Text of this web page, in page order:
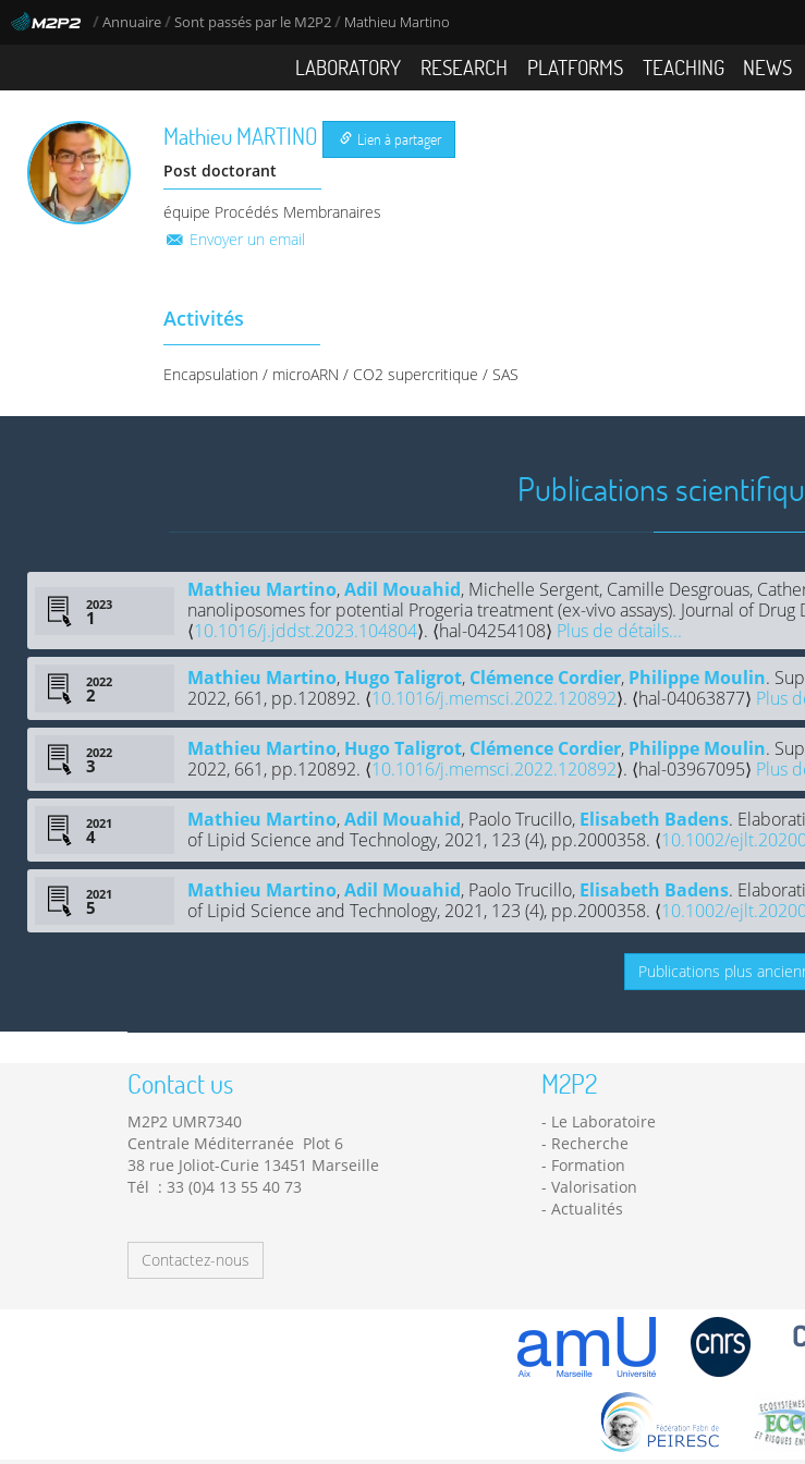
/Annuaire/Sont passés par le M2P2/ Mathieu Martino
LABORATORY RESEARCH PLATFORMS TEACHING NEWS
MathieuMARTINO
Lien à partager
Post doctorant
équipe Procédés Membranaires
Envoyer un email
Activités
Encapsulation / microARN / CO2 supercritique / SAS
Publications
2023
Mathieu Martino,Adil Mouahid, Michelle Sergent, Camille Desgrouas,
nanoliposomes for potential Progeria treatment (ex-vivo assays). Journal of
⟨10.1016/j.jddst.2023.104804⟩. ⟨hal-04254108⟩ Plus de détails...
2022 Mathieu Martino, Hugo Taligrot, Clémence Cordier, Philippe Moulin.
2022, 661, pp.120892. ⟨10.1016/j.memsci.2022.120892⟩. ⟨hal-04063877⟩ Plus
2022 Mathieu Martino, Hugo Taligrot, Clémence Cordier, Philippe Moulin.
2022, 661, pp.120892. ⟨10.1016/j.memsci.2022.120892⟩. ⟨hal-03967095⟩ Plus
2021 Mathieu Martino,Adil Mouahid, Paolo Trucillo, Elisabeth Badens.
of Lipid Science and Technology, 2021, 123 (4), pp.2000358. ⟨10.1002/
2021 Mathieu Martino,Adil Mouahid, Paolo Trucillo, Elisabeth Badens.
of Lipid Science and Technology, 2021, 123 (4), pp.2000358. ⟨10.1002/
Publications plus
Contact us
M2P2 UMR7340
Centrale Méditerranée Plot 6
38 rue Joliot-Curie 13451 Marseille
Tél : 33 (0)4 13 55 40 73
Contactez-nous
M2P2
Le Laboratoire
Recherche
Formation
Valorisation
Actualités